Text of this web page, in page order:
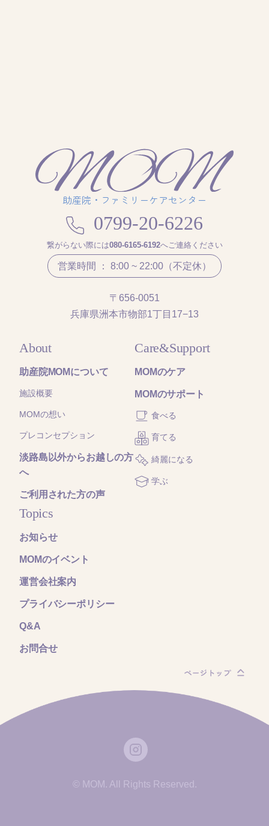
助産院・ファミリーケアセンター
0799-20-6226
繋がらない際には080-6165-6192へご連絡ください
営業時間 ： 8:00 ~ 22:00（不定休）
〒656-0051
兵庫県洲本市物部1丁目17−13
About
助産院MOMについて
施設概要
MOMの想い
プレコンセプション
淡路島以外からお越しの方
へ
ご利用された方の声
Care&Support
MOMのケア
MOMのサポート
食べる
育てる
綺麗になる
学ぶ
Topics
お知らせ
MOMのイベント
運営会社案内
プライバシーポリシー
Q&A
お問合せ
© MOM. All Rights Reserved.